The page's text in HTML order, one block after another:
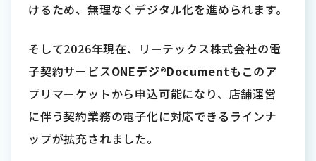
けるため、無理なくデジタル化を進められます。
そして2026年現在、リーテックス株式会社の電
子契約サービスONEデジ®Documentもこのア
プリマーケットから申込可能になり、店舗運営
に伴う契約業務の電子化に対応できるラインナ
ップが拡充されました。